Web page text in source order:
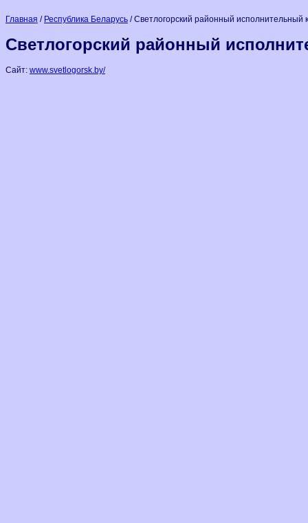
Главная / Республика Беларусь / Светлогорский районный исполнительный
Светлогорский районный
Сайт: www.svetlogorsk.by/